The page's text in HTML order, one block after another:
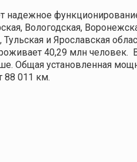
надежное
Вологодская,
и Ярославская
40,29 млн человек.
Общая установленная
88 011 км.